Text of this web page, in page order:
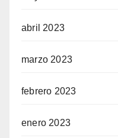
abril 2023
marzo 2023
febrero 2023
enero 2023